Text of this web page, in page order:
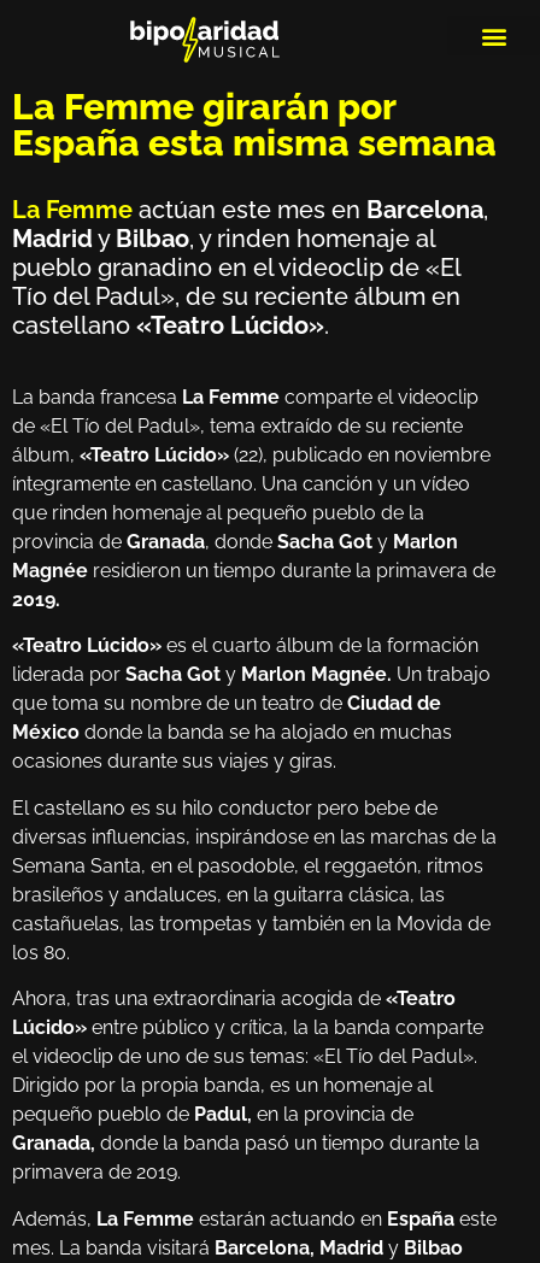
La Femme girarán por
España esta misma semana
La Femme actúan este mes en Barcelona,
Madridy Bilbao, y rinden homenaje al
pueblo granadino en el videoclip de «El
Tío del Padul», de su reciente álbum en
castellano «Teatro Lúcido».
La banda francesa La Femme comparte el videoclip
de «El Tío del Padul», tema extraído de su reciente
álbum, «Teatro Lúcido» (22), publicado en noviembre
íntegramente en castellano. Una canción y un vídeo
que rinden homenaje al pequeño pueblo de la
provincia de Granada, donde Sacha Got y Marlon
Magnée residieron un tiempo durante la primavera de
2019.
«Teatro Lúcido» es el cuarto álbum de la formación
liderada por Sacha Got y Marlon Magnée. Un trabajo
que toma su nombre de un teatro de Ciudad de
México donde la banda se ha alojado en muchas
ocasiones durante sus viajes y giras.
El castellano es su hilo conductor pero bebe de
diversas influencias, inspirándose en las marchas de la
Semana Santa, en el pasodoble, el reggaetón, ritmos
brasileños y andaluces, en la guitarra clásica, las
castañuelas, las trompetas y también en la Movida de
los 80.
Ahora, tras una extraordinaria acogida de «Teatro
Lúcido» entre público y crítica, la la banda comparte
el videoclip de uno de sus temas: «El Tío del Padul».
Dirigido por la propia banda, es un homenaje al
pequeño pueblo de Padul, en la provincia de
Granada, donde la banda pasó un tiempo durante la
primavera de 2019.
Además, La Femme estarán actuando en España este
mes. La banda visitará Barcelona, Madrid y Bilbao